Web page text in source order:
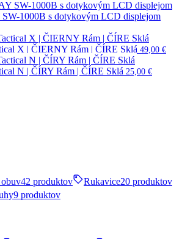
1000B s dotykovým LCD displejom
X | ČIERNY Rám | ČÍRE Sklá 49,00 €
N | ČÍRY Rám | ČÍRE Sklá 25,00 €
42 produktov Rukavice20 produktov
9 produktov